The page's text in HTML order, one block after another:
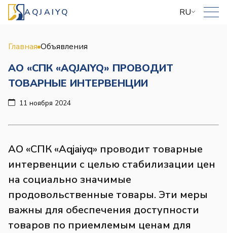
AQJAIYQ RU
Главная Объявления
АО «СПК «AQJAIYQ» ПРОВОДИТ
ТОВАРНЫЕ ИНТЕРВЕНЦИИ
11 ноября 2024
АО «СПК «Aqjaiyq» проводит товарные
интервенции с целью стабилизации цен
на социально значимые
продовольственные товары. Эти меры
важны для обеспечения доступности
товаров по приемлемым ценам для